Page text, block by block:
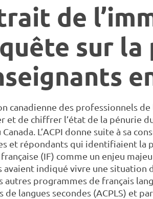
de
sur la
canadienne des professionnels
et de chiffrer l’état de la pénurie
Canada. L’ACPI donne suite à sa
et répondants qui identifiaient la
(IF) comme un enjeu
avaient indiqué vivre une situation
autres programmes de français
de langues secondes (ACPLS) et